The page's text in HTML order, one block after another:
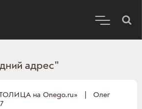
адрес"
на Onego.ru»
Олег